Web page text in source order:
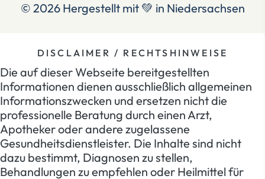
© 2026 Hergestellt mit 💚 in Niedersachsen
DISCLAIMER / RECHTSHINWEISE
Die auf dieser Webseite bereitgestellten
Informationen dienen ausschließlich allgemeinen
Informationszwecken und ersetzen nicht die
professionelle Beratung durch einen Arzt,
Apotheker oder andere zugelassene
Gesundheitsdienstleister. Die Inhalte sind nicht
dazu bestimmt, Diagnosen zu stellen,
Behandlungen zu empfehlen oder Heilmittel für